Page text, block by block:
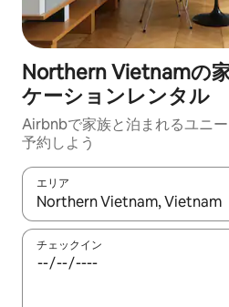
Northern Vietnamの
ケーションレンタル
Airbnbで家族と泊まれるユニ
予約しよう
エリア
検索結果が表示されたら、上下
チェックイン